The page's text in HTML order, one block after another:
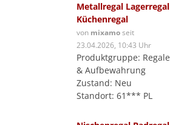
Metallregal Lagerregal
Küchenregal
von mixamoseit
23.04.2026, 10:43 Uhr
Produktgruppe: Regale
& Aufbewahrung
Zustand: Neu
Standort: 61*** PL